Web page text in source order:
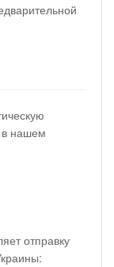
в нашем
отправку